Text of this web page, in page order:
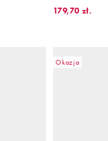
179,70 zł.
Okazja